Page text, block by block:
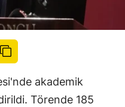
akademik
Törende 185